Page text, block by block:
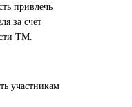
привлечь
за счет
ТМ.
участникам